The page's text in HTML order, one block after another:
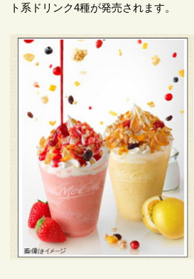
ト系ドリンク4種が発売されます。